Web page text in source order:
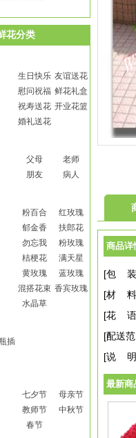
花分类
生日快乐 友谊送花
慰问祝福 鲜花礼盒
祝寿送花 开业花篮
婚礼送花
父母
老师
朋友 病人
粉百合
红玫瑰
郁金香
扶郎花
勿忘我
粉玫瑰
桔梗花
满天星
黄玫瑰
蓝玫瑰
混搭花束 香宾玫瑰
水晶草
插
七夕节
母亲节
教师节
中秋节
春节
商品详
[包 装
[材 料]
[花 语
[配送
[说 明]
最新商